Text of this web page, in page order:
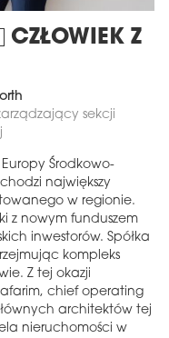
CZŁOWIEK Z
sekcji
Środkowo-
największy
w regionie.
z nowym funduszem
inwestorów. Spółka
kompleks
Z tej okazji
chief operating
architektów tej
nieruchomości w